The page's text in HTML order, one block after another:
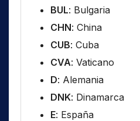
BUL: Bulgaria
CHN: China
CUB: Cuba
CVA: Vaticano
D: Alemania
DNK: Dinamarca
E: España